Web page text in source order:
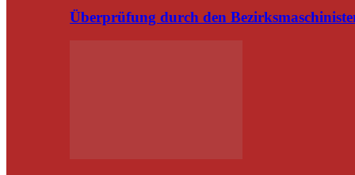
Überprüfung durch den